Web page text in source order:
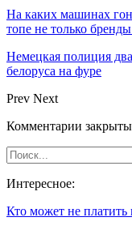
На каких машинах
топе не только
Немецкая полиция
белоруса на фуре
Prev Next
Комментарии
Интересное:
Кто может не